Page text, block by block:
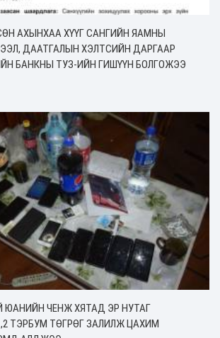
АХЫНХАА ХҮҮГ САНГИЙН ЯАМНЫ
ДААТГАЛЫН ХЭЛТСИЙН ДАРГААР
БАНКНЫ ТУЗ-ИЙН ГИШҮҮН БОЛГОЖЭЭ
ЮАНИЙН ЧЕНЖ ХЯТАД ЭР НУТАГ
ТЭРБУМ ТӨГРӨГ ЗАЛИЛЖ ЦАХИМ